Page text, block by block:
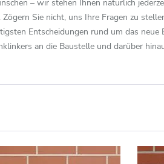
– wir stehen Ihnen natürlich
Sie nicht, uns Ihre Fragen zu
Entscheidungen rund um das
an die Baustelle und darüber